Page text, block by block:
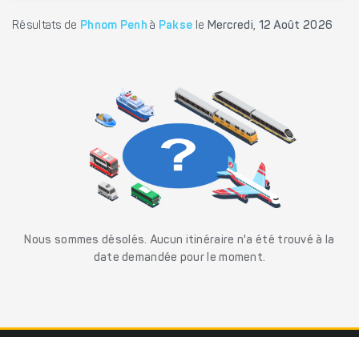
Résultats de Phnom Penh à Pakse le Mercredi, 12 Août 2026
Nous sommes désolés. Aucun itinéraire n'a été trouvé à la
date demandée pour le moment.